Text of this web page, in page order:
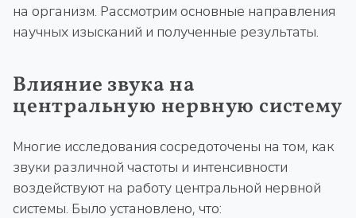
на организм. Рассмотрим основные направления
научных изысканий и полученные результаты.
Влияние звука на
центральную нервную систему
Многие исследования сосредоточены на том, как
звуки различной частоты и интенсивности
воздействуют на работу центральной нервной
системы. Было установлено, что: